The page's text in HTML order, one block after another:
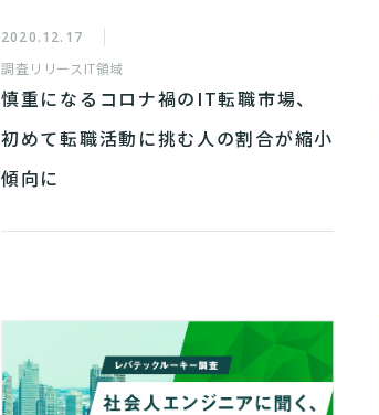
2020.12.17
調査リリースIT領域
慎重になるコロナ禍のIT転職市場、
初めて転職活動に挑む人の割合が縮小
傾向に